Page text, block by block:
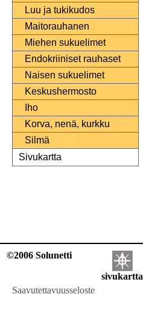
Luu ja tukikudos
Maitorauhanen
Miehen sukuelimet
Endokriiniset rauhaset
Naisen sukuelimet
Keskushermosto
Iho
Korva, nenä, kurkku
Silmä
Sivukartta
©2006 Solunetti
sivukartta
Saavutettavuusseloste